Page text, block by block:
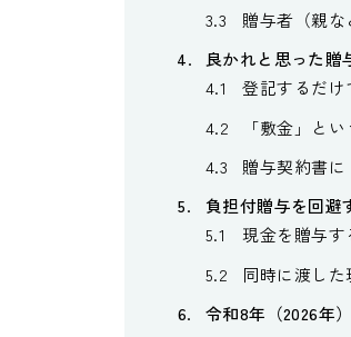
贈与者（親
良かれと思った贈
登記するだけ
「敷金」と
贈与契約書
負担付贈与を回避
現金を贈与す
同時に渡し
令和8年（2026年